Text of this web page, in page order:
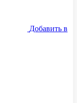
Добавить в